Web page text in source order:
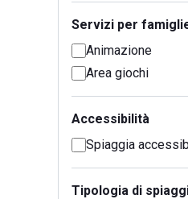
Servizi per
Animazione
Area giochi
Accessibilità
Spiaggia
Tipologia di